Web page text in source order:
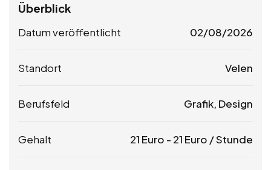
Überblick
Datum veröffentlicht 02/08/2026
Standort Velen
Berufsfeld Grafik, Design
Gehalt 21 Euro - 21 Euro / Stunde